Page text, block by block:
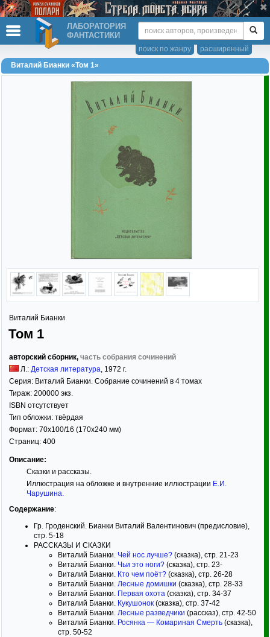
ЛАБОРАТОРИЯ
ФАНТАСТИКИ
расширенный
поиск по жанру
Виталий Бианки «Том 1»
Виталий Бианки
Том 1
авторский сборник, часть собрания сочинений
Л.: Детская литература, 1972 г.
Серия: Виталий Бианки. Собрание сочинений в 4 томах
Тираж: 200000 экз.
ISBN отсутствует
Тип обложки: твёрдая
Формат: 70x100/16 (170x240 мм)
Страниц: 400
Описание:
Сказки и рассказы.
Иллюстрация на обложке и внутренние иллюстрации Е.И.
Чарушина.
Содержание:
Гр. Гроденский. Бианки Виталий Валентинович (предисловие),
стр. 5-18
РАССКАЗЫ И СКАЗКИ
Виталий Бианки. Чей нос лучше? (сказка), стр. 21-23
Виталий Бианки. Чьи это ноги? (сказка), стр. 23-
Виталий Бианки. Кто чем поёт? (сказка), стр. 26-28
Виталий Бианки. Лесные домишки (сказка), стр. 28-33
Виталий Бианки. Первая охота (сказка), стр. 34-37
Виталий Бианки. Кукушонок (сказка), стр. 37-42
Виталий Бианки. Лесные разведчики (рассказ), стр. 42-50
Виталий Бианки. Росянка — Комариная Смерть (сказка),
стр. 50-52